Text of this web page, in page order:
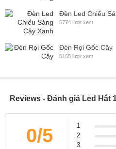
Đèn Led Chiếu
5774 lượt xem
Đèn Rọi Gốc Cây
5165 lượt xem
0/5 1
2
3